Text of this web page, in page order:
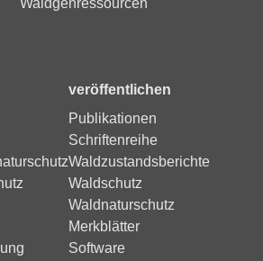
Waldgenressourcen
veröffentlichen
Publikationen
Schriftenreihe
Waldzustandsberichte
Waldschutz
Waldnaturschutz
Merkblätter
Software